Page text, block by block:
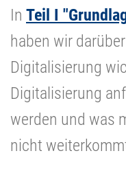
In Teil I
haben wir
Digitalisierung
Digitalisierung
werden und was
nicht